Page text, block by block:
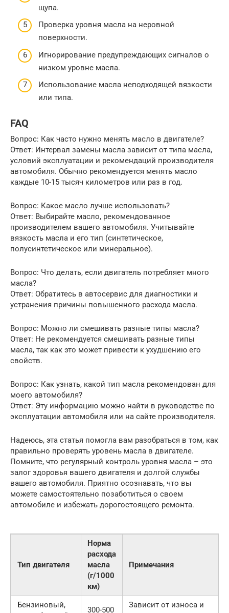
щупа.
Проверка уровня масла на неровной
поверхности.
Игнорирование предупреждающих сигналов о
низком уровне масла.
Использование масла неподходящей вязкости
или типа.
FAQ
Вопрос: Как часто нужно менять масло в двигателе?
Ответ: Интервал замены масла зависит от типа масла,
условий эксплуатации и рекомендаций производителя
автомобиля. Обычно рекомендуется менять масло
каждые 10-15 тысяч километров или раз в год.
Вопрос: Какое масло лучше использовать?
Ответ: Выбирайте масло, рекомендованное
производителем вашего автомобиля. Учитывайте
вязкость масла и его тип (синтетическое,
полусинтетическое или минеральное).
Вопрос: Что делать, если двигатель потребляет много
масла?
Ответ: Обратитесь в автосервис для диагностики и
устранения причины повышенного расхода масла.
Вопрос: Можно ли смешивать разные типы масла?
Ответ: Не рекомендуется смешивать разные типы
масла, так как это может привести к ухудшению его
свойств.
Вопрос: Как узнать, какой тип масла рекомендован для
моего автомобиля?
Ответ: Эту информацию можно найти в руководстве по
эксплуатации автомобиля или на сайте производителя.
Надеюсь, эта статья помогла вам разобраться в том, как
правильно проверять уровень масла в двигателе.
Помните, что регулярный контроль уровня масла – это
залог здоровья вашего двигателя и долгой службы
вашего автомобиля. Приятно осознавать, что вы
можете самостоятельно позаботиться о своем
автомобиле и избежать дорогостоящего ремонта.
Тип двигателя
Норма
расхода
масла
(г/1000
км)
Примечания
Бензиновый,
300-500
Зависит от износа и